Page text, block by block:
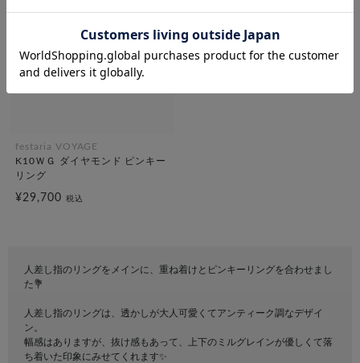
festaria VOYAGE
K10ＷＧ ダイヤモンド ピンキー
リング
¥29,700 税込
人差し指のリングをメインに、重ね着けとピンキーリングを合わせまし
た💐
人差し指のリングは、透かしが大人可愛くてアンティーク調なデザイ
ン。
幅感はありますが、抜け感もあって、上下のミルグレインが優しくて落
ち着いた印象にみせてくれます✨